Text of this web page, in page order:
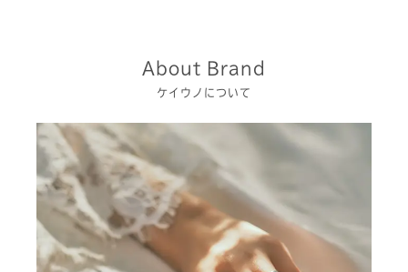
About Brand
ケイウノについて